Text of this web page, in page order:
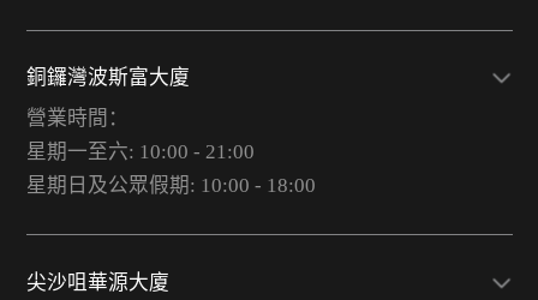
銅鑼灣波斯富大廈
營業時間：
星期一至六: 10:00 - 21:00
星期日及公眾假期: 10:00 - 18:00
尖沙咀華源大廈